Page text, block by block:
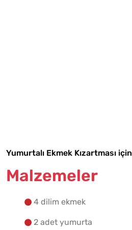
Yumurtalı Ekmek Kızartması için
Malzemeler
4 dilim ekmek
2 adet yumurta